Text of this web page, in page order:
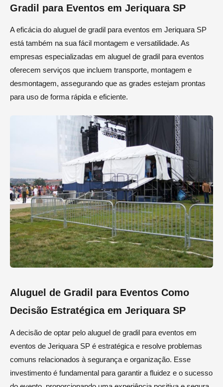
Gradil para Eventos em Jeriquara SP
A eficácia do aluguel de gradil para eventos em Jeriquara SP
está também na sua fácil montagem e versatilidade. As
empresas especializadas em aluguel de gradil para eventos
oferecem serviços que incluem transporte, montagem e
desmontagem, assegurando que as grades estejam prontas
para uso de forma rápida e eficiente.
Aluguel de Gradil para Eventos Como
Decisão Estratégica em Jeriquara SP
A decisão de optar pelo aluguel de gradil para eventos em
eventos de Jeriquara SP é estratégica e resolve problemas
comuns relacionados à segurança e organização. Esse
investimento é fundamental para garantir a fluidez e o sucesso